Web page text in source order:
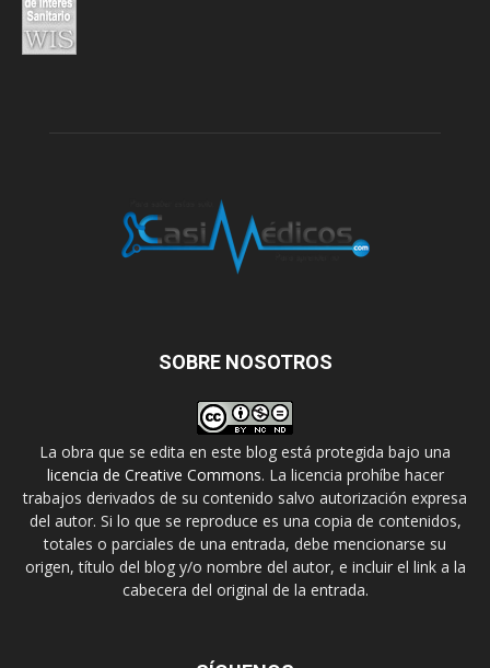
SOBRE NOSOTROS
La obra que se edita en este blog está protegida bajo una
licencia de Creative Commons. La licencia prohíbe hacer
trabajos derivados de su contenido salvo autorización expresa
del autor. Si lo que se reproduce es una copia de contenidos,
totales o parciales de una entrada, debe mencionarse su
origen, título del blog y/o nombre del autor, e incluir el link a la
cabecera del original de la entrada.